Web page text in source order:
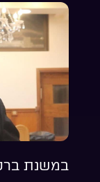
במשנת